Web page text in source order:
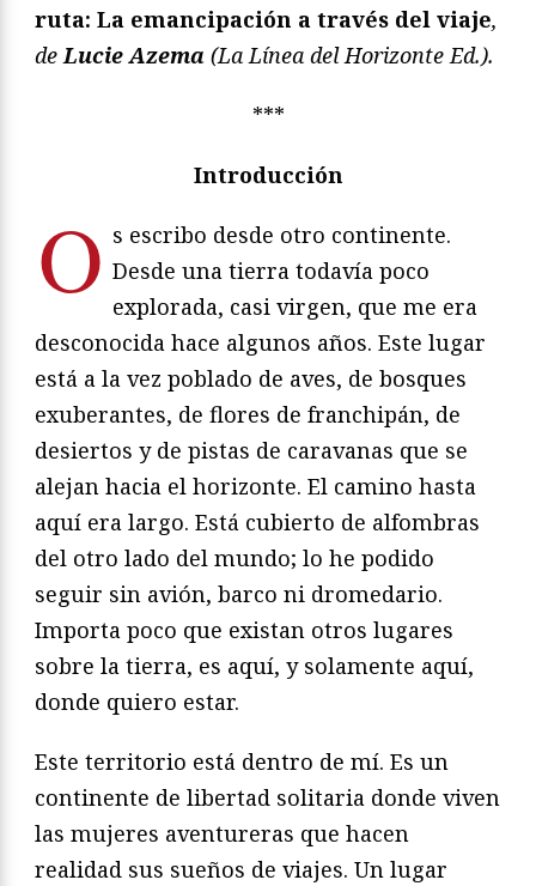
ruta: La emancipación a través del viaje,
deLucie Azema (La Línea del Horizonte Ed.).
***
Introducción
O s escribo desde otro continente.
Desde una tierra todavía poco
explorada, casi virgen, que me era
desconocida hace algunos años. Este lugar
está a la vez poblado de aves, de bosques
exuberantes, de flores de franchipán, de
desiertos y de pistas de caravanas que se
alejan hacia el horizonte. El camino hasta
aquí era largo. Está cubierto de alfombras
del otro lado del mundo; lo he podido
seguir sin avión, barco ni dromedario.
Importa poco que existan otros lugares
sobre la tierra, es aquí, y solamente aquí,
donde quiero estar.
Este territorio está dentro de mí. Es un
continente de libertad solitaria donde viven
las mujeres aventureras que hacen
realidad sus sueños de viajes. Un lugar